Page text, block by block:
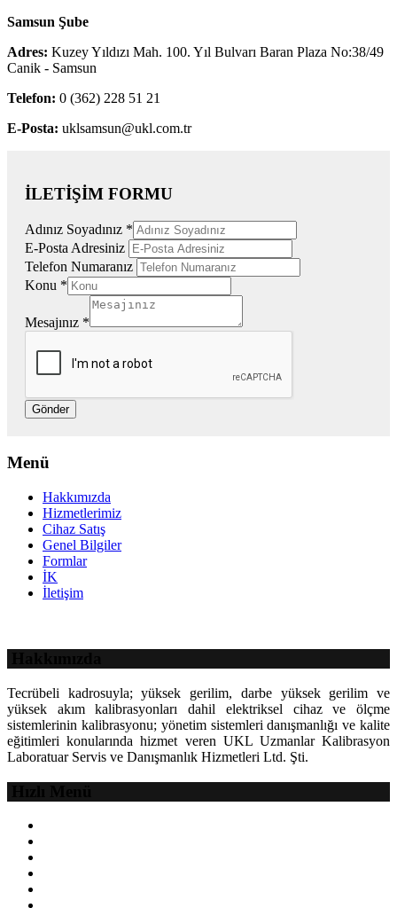
Samsun Şube
Adres: Kuzey Yıldızı Mah. 100. Yıl Bulvarı Baran Plaza No:38/49
Canik - Samsun
Telefon: 0 (362) 228 51 21
E-Posta: uklsamsun@ukl.com.tr
İLETİŞİM FORMU
Adınız Soyadınız *
E-Posta Adresiniz
Telefon Numaranız
Konu *
Mesajınız *
Gönder
Menü
Hakkımızda
Hizmetlerimiz
Cihaz Satış
Genel Bilgiler
Formlar
İK
İletişim
Tecrübeli kadrosuyla; yüksek gerilim, darbe yüksek gerilim ve
yüksek akım kalibrasyonları dahil elektriksel cihaz ve ölçme
sistemlerinin kalibrasyonu; yönetim sistemleri danışmanlığı ve kalite
eğitimleri konularında hizmet veren UKL Uzmanlar Kalibrasyon
Laboratuar Servis ve Danışmanlık Hizmetleri Ltd. Şti.